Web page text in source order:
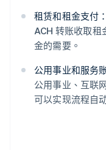
租赁和租金支付：
ACH 转账收取租
金的需要。
公用事业和服务
公用事业、互联
可以实现流程自